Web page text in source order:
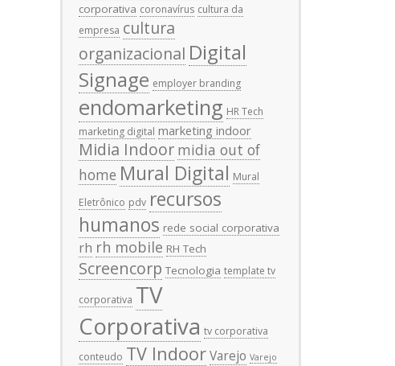
corporativa coronavírus cultura da
empresa cultura
organizacional Digital
Signage employer branding
endomarketing HR Tech
marketing digital marketing indoor
Midia Indoor midia out of
home Mural Digital Mural
Eletrônico pdv recursos
humanos rede social corporativa
rh rh mobile RH Tech
Screencorp Tecnologia template tv
corporativa TV
Corporativa tv corporativa
conteudo TV IndoorVarejo Varejo